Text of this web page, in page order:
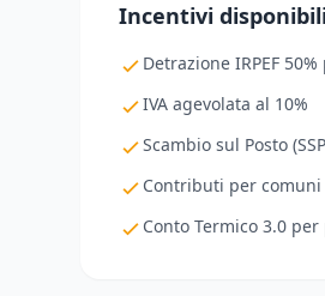
Incentivi
Detrazione IRPEF
IVA agevolata al 10%
Scambio sul Posto
Contributi per comuni
Conto Termico 3.0